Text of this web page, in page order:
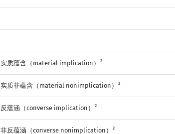
实质蕴含（material implication） 2
实质非蕴含（material nonimplication） 2
反蕴涵（converse implication） 2
非反蕴涵（converse nonimplication） 2